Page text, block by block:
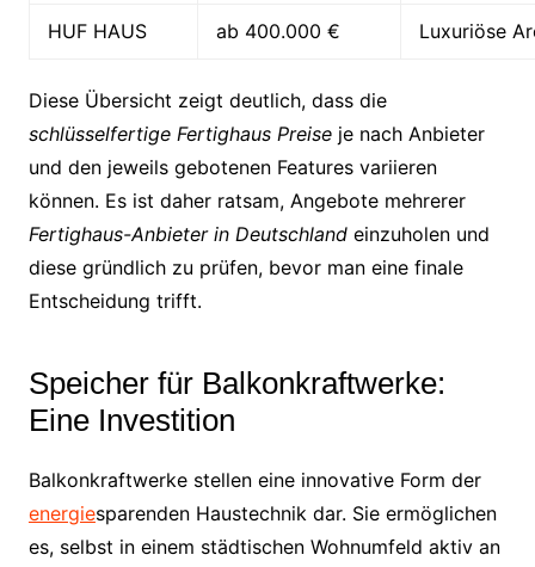
HUF HAUS ab 400.000 € Luxuriöse
Diese Übersicht zeigt deutlich, dass die
schlüsselfertige Fertighaus Preiseje nach Anbieter
und den jeweils gebotenen Features variieren
können. Es ist daher ratsam, Angebote mehrerer
Fertighaus-Anbieter in Deutschlandeinzuholen und
diese gründlich zu prüfen, bevor man eine finale
Entscheidung trifft.
Speicher für Balkonkraftwerke:
Eine Investition
Balkonkraftwerke stellen eine innovative Form der
energie­sparenden Haustechnik dar. Sie ermöglichen
es, selbst in einem städtischen Wohn­umfeld aktiv an